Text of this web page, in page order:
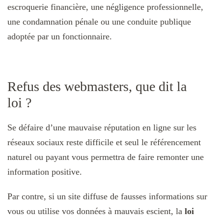
escroquerie financière, une négligence professionnelle,
une condamnation pénale ou une conduite publique
adoptée par un fonctionnaire.
Refus des webmasters, que dit la
loi ?
Se défaire d’une mauvaise réputation en ligne sur les
réseaux sociaux reste difficile et seul le référencement
naturel ou payant vous permettra de faire remonter une
information positive.
Par contre, si un site diffuse de fausses informations sur
vous ou utilise vos données à mauvais escient, la loi